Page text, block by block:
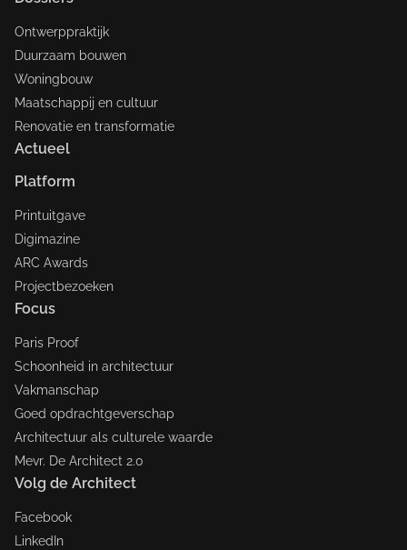
Ontwerppraktijk
Duurzaam bouwen
Woningbouw
Maatschappij en cultuur
Renovatie en transformatie
Actueel
Platform
Printuitgave
Digimazine
ARC Awards
Projectbezoeken
Focus
Paris Proof
Schoonheid in architectuur
Vakmanschap
Goed opdrachtgeverschap
Architectuur als culturele waarde
Mevr. De Architect 2.0
Volg de Architect
Facebook
LinkedIn